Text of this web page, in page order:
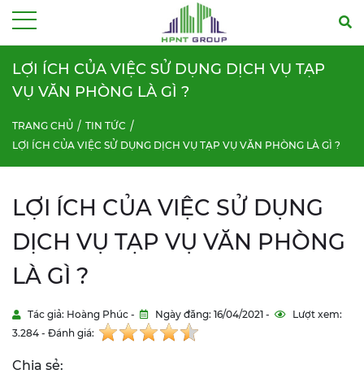
LỢI ÍCH CỦA VIỆC SỬ DỤNG DỊCH VỤ TẠP
VỤ VĂN PHÒNG LÀ GÌ ?
TRANG CHỦ
TIN TỨC
LỢI ÍCH CỦA VIỆC SỬ DỤNG DỊCH VỤ TẠP VỤ VĂN PHÒNG LÀ GÌ ?
LỢI ÍCH CỦA VIỆC SỬ DỤNG
DỊCH VỤ TẠP VỤ VĂN PHÒNG
LÀ GÌ ?
Tác giả: Hoàng Phúc - Ngày đăng: 16/04/2021 -
Lượt xem:
3.284 - Đánh giá:
Chia sẻ: